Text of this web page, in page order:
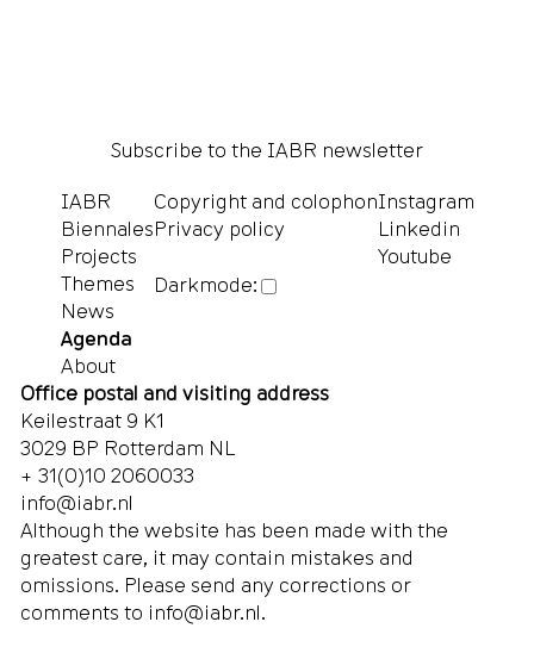
Subscribe to the IABR newsletter
IABR
Biennales
Projects
Themes
News
Agenda
About
Copyright and colophon
Privacy policy
Darkmode:
Instagram
Linkedin
Youtube
Office postal and visiting address
Keilestraat 9 K1
3029 BP Rotterdam NL
+ 31(0)10 2060033
info@iabr.nl
Although the website has been made with the
greatest care, it may contain mistakes and
omissions. Please send any corrections or
comments to info@iabr.nl.